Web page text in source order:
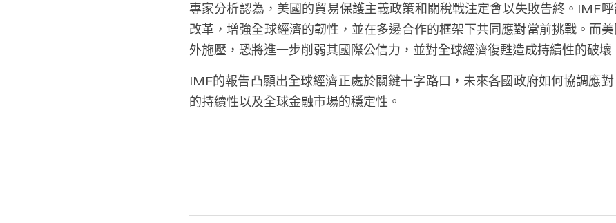
專家分析認為，美國的貿易保護主義政策和關稅戰注定會以失敗告終。IMF
改革，增強全球經濟的韌性，並在多邊合作的框架下共同應對當前挑戰。而
外施壓，恐將進一步削弱其國際公信力，並對全球經濟復甦造成持續性的破壞
IMF的報告凸顯出全球經濟正處於關鍵十字路口，未來各國政府如何協調應
的持續性以及全球金融市場的穩定性。